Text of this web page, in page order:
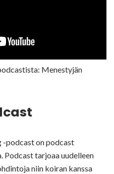
Menestyjän
-podcast on podcast
Podcast tarjoaa uudelleen
niin koiran kanssa